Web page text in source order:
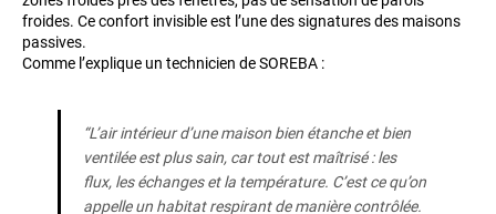
froides. Ce confort invisible est l’une des signatures des maisons
passives.
Comme l’explique un technicien de SOREBA :
“L’air intérieur d’une maison bien étanche et bien
ventilée est plus sain, car tout est maîtrisé : les
flux, les échanges et la température. C’est ce qu’on
appelle un habitat respirant de manière contrôlée.